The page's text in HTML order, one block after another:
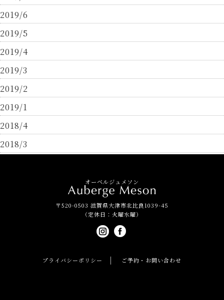
2019/6
2019/5
2019/4
2019/3
2019/2
2019/1
2018/4
2018/3
オーベルジュメソン
〒520-0503 滋賀県大津市北比良1039-45
（定休日：火曜水曜）
プライバシーポリシー ご予約・お問い合わせ